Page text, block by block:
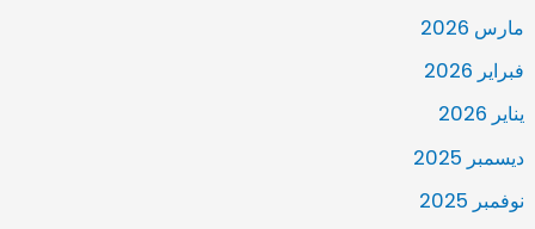
مارس 2026
فبراير 2026
يناير 2026
ديسمبر 2025
نوفمبر 2025